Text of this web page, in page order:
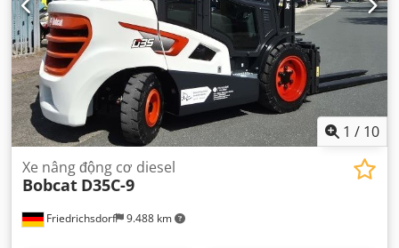
1 / 10
Friedrichsdorf 9.488 km
Xe nâng động cơ diesel
Bobcat D35C-9